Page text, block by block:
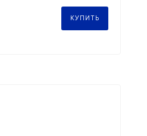
КУПИТЬ